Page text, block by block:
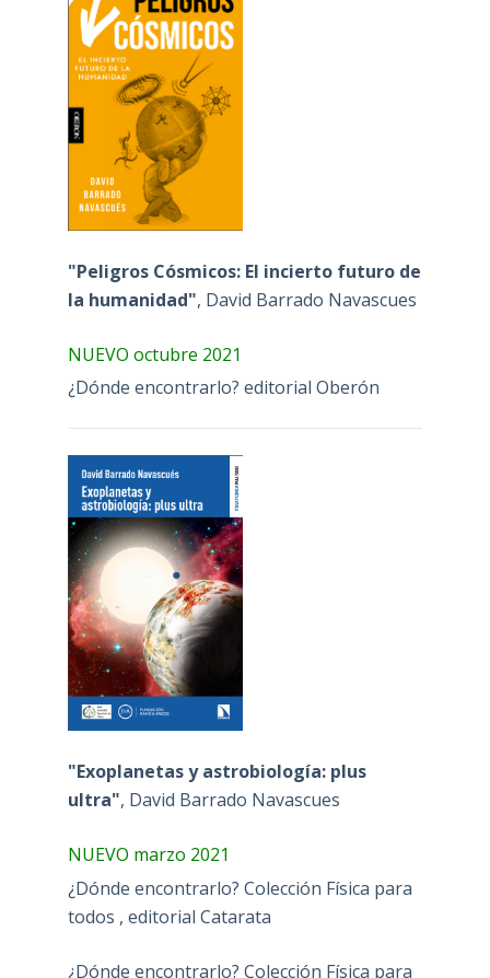
"Peligros Cósmicos: El incierto futuro de
la humanidad", David Barrado Navascues
NUEVO octubre 2021
¿Dónde encontrarlo? editorial Oberón
"Exoplanetas y astrobiología: plus
ultra", David Barrado Navascues
NUEVO marzo 2021
¿Dónde encontrarlo? Colección Física para
todos , editorial Catarata
¿Dónde encontrarlo? Colección Física para